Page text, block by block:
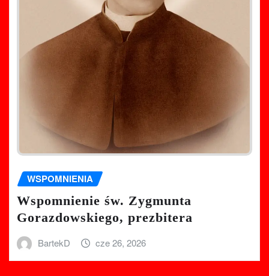
WSPOMNIENIA
Wspomnienie św. Zygmunta
Gorazdowskiego, prezbitera
BartekD cze 26, 2026